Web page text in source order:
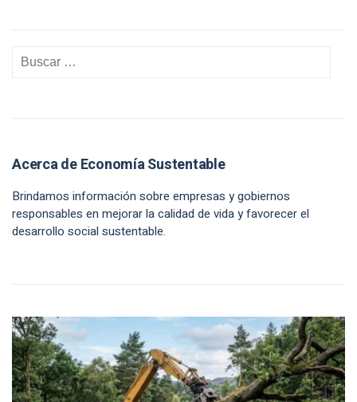
Acerca de Economía Sustentable
Brindamos información sobre empresas y gobiernos
responsables en mejorar la calidad de vida y favorecer el
desarrollo social sustentable.